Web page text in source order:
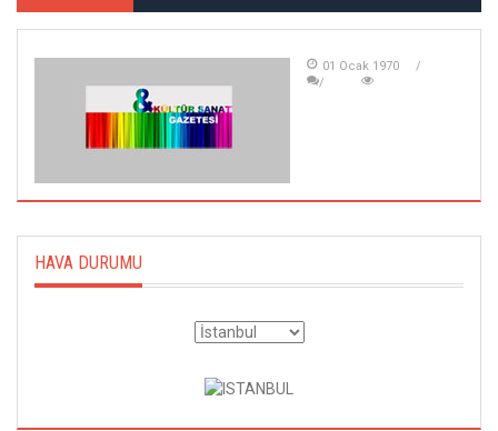
01 Ocak 1970
HAVA DURUMU